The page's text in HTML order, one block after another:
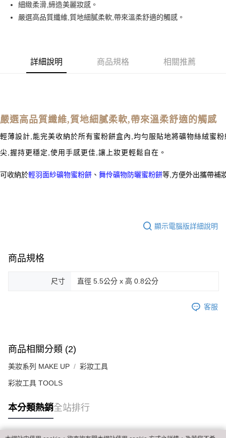
悠遊付
付款後/7-11取貨
每筆NT$70，滿NT$2,000(含以上)免運費
宅配
細緻柔滑,締造美麗妝感。
嚴選高品質纖維,質地細膩柔軟,帶來溫柔舒適的觸感。
詳細說明 商品規格 相關推薦
嚴選高品質纖維,質地細膩柔軟,帶來溫柔舒適的觸感
輕薄設計,能完美收納於所有蜜粉餅盒內,均勻服貼地將礦物絲絨蜜
尖,握持更穩定,使用手感更佳,讓上妝更輕鬆自在。
可收納於輕羽面紗礦物蜜粉餅 、 舞伶礦物防曬蜜粉餅等,方便外出攜帶補
顯示電腦版詳細說明
商品規格
尺寸 直徑 5.5公分 x 高 0.8公分
客服
商品相關分類 (2)
美妝系列 MAKE UP 彩妝工具
彩妝工具 TOOLS
本分類熱銷全站排行